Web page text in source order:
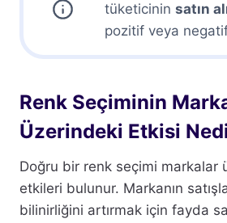
tüketicinin satın
pozitif veya
Renk Seçiminin
Üzerindeki Etkisi
Doğru bir renk seçimi markalar
etkileri bulunur. Markanın
bilinirliğini artırmak için fayda